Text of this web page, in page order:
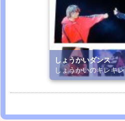
しょうかいダンス
しょうかいのキレキ